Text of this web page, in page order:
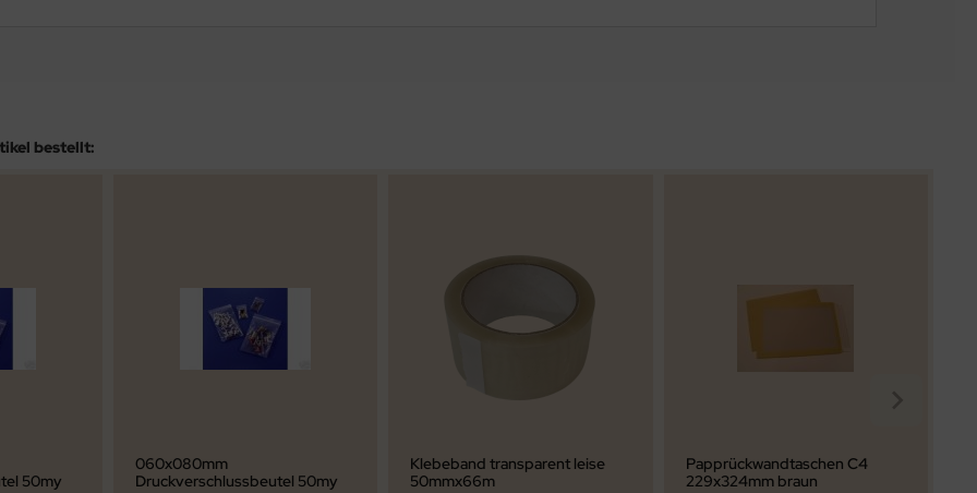
bestellt:
50my
060x080mm
Druckverschlussbeutel 50my
Klebeband transparent leise
50mmx66m
Papprückwandtaschen C4
229x324mm braun